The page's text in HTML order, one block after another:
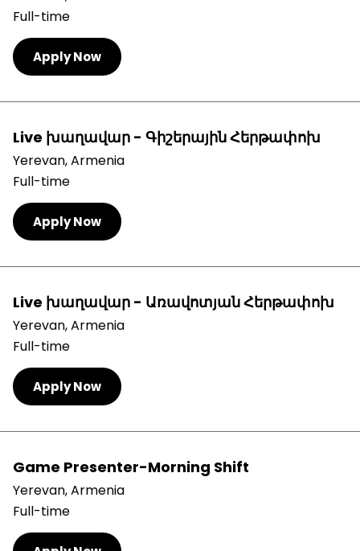
Full-time
Apply Now
Live խաղավար - Գիշերային Հերթափոխ
Yerevan, Armenia
Full-time
Apply Now
Live խաղավար - Առավոտյան Հերթափոխ
Yerevan, Armenia
Full-time
Apply Now
Game Presenter-Morning Shift
Yerevan, Armenia
Full-time